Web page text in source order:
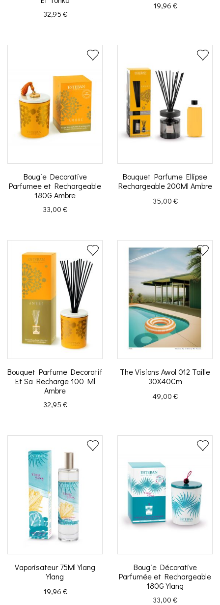
Prix
32,95 €
Prix
19,96 €
Bougie Decorative
Parfumee et Rechargeable
180G Ambre
Prix
33,00 €
Bouquet Parfume Ellipse
Rechargeable 200Ml Ambre
Prix
35,00 €
Bouquet Parfume Decoratif
Et Sa Recharge 100 Ml
Ambre
Prix
32,95 €
The Visions Awol 012 Taille
30X40Cm
Prix
49,00 €
Vaporisateur 75Ml Ylang
Ylang
Prix
19,96 €
Bougie Décorative
Parfumée et Rechargeable
180G Ylang
Prix
33,00 €